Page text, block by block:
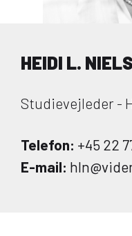
HEIDI L.
Studievejleder -
Telefon: +45 22
E-mail: